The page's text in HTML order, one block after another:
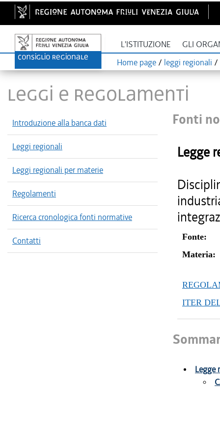
L'ISTITUZIONE GLI
Home page / leggi regionali /
LEGGI E REGOLAMENTI
Introduzione alla banca dati
Leggi regionali
Leggi regionali per materie
Regolamenti
Ricerca cronologica fonti normative
Contatti
Fonti
Legge
Fonte:
Materia:
ITER
Legge